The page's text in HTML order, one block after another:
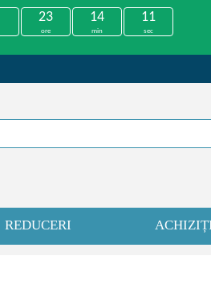
23
ore
14
min
11
sec
REDUCERI